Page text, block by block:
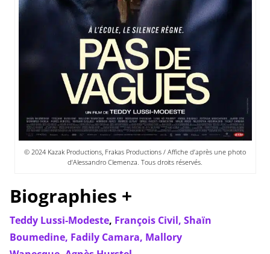
© 2024 Kazak Productions, Frakas Productions / Affiche d’après une photo
d’Alessandro Clemenza. Tous droits réservés.
Biographies +
Teddy Lussi-Modeste, François Civil, Shaïn
Boumedine, Fadily Camara, Mallory